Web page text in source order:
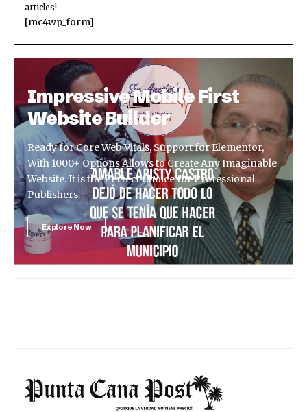
articles!
[mc4wp_form]
Impressive Mobile First
Website Builder
Ready for Core Web Vitals, Support for Elementor,
With 1000+ Options Allows to Create Any Imaginable
Website. It is the Perfect Choice for Professional
Publishers.
Explore Now